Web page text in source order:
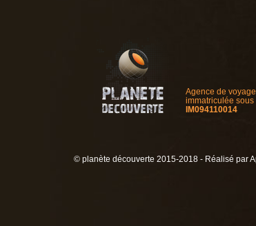
Agence de voyage
immatriculée sous
IM094110014
© planète découverte 2015-2018 - Réalisé par